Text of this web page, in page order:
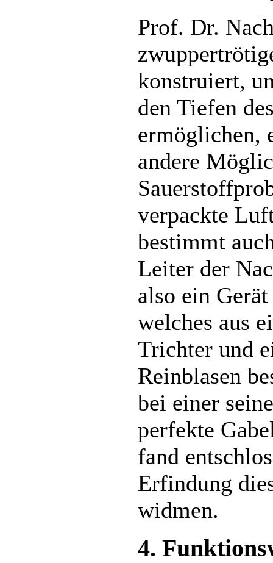
Prof. Dr.
konstruiert,
den Tiefen
ermöglichen,
andere
verpackte
bestimmt
Leiter der
also ein
welches aus
Trichter und
Reinblasen
bei einer
perfekte
fand
Erfindung
widmen.
4.